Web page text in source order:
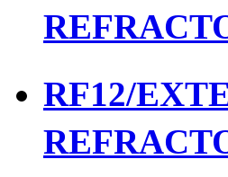
RF12/